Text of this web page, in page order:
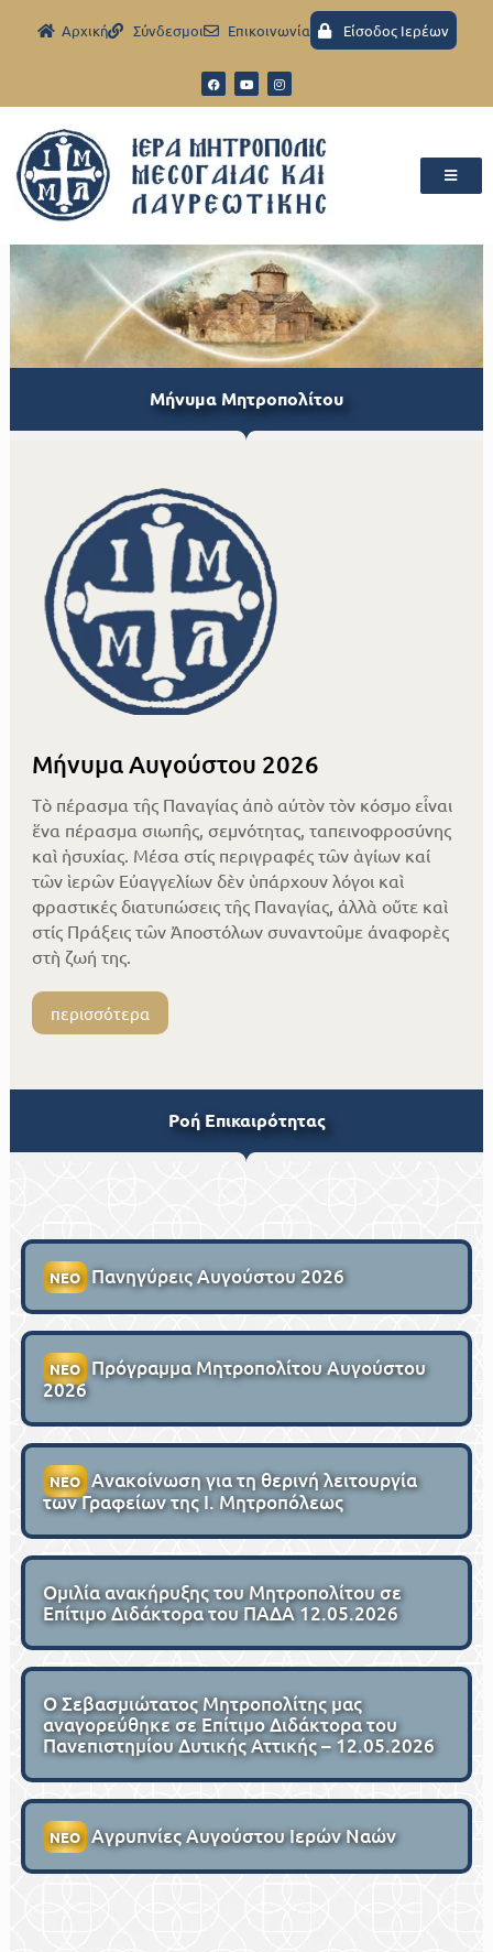
Aρχική Σύνδεσμοι Eπικοινωνία Είσοδος Ιερέων
Μήνυμα Μητροπολίτου
Μήνυμα Αυγούστου 2026
Τὸ πέρασμα τῆς Παναγίας ἀπὸ αὐτὸν τὸν κόσμο εἶναι
ἕνα πέρασμα σιωπῆς, σεμνότητας, ταπεινοφροσύνης
καὶ ἡσυχίας. Μέσα στίς περιγραφές τῶν ἁγίων καί
τῶν ἱερῶν Εὐαγγελίων δὲν ὑπάρχουν λόγοι καὶ
φραστικές διατυπώσεις τῆς Παναγίας, ἀλλὰ οὔτε καὶ
στίς Πράξεις τῶν Ἀποστόλων συναντοῦμε ἀναφορὲς
στὴ ζωή της.
περισσότερα
Ροή Επικαιρότητας
ΝΕΟ Πανηγύρεις Αυγούστου 2026
ΝΕΟ Πρόγραμμα Μητροπολίτου Αυγούστου
2026
ΝΕΟ Ανακοίνωση για τη θερινή λειτουργία
των Γραφείων της Ι. Μητροπόλεως
Ομιλία ανακήρυξης του Μητροπολίτου σε
Επίτιμο Διδάκτορα του ΠΑΔΑ 12.05.2026
Ο Σεβασμιώτατος Μητροπολίτης μας
αναγορεύθηκε σε Επίτιμο Διδάκτορα του
Πανεπιστημίου Δυτικής Αττικής – 12.05.2026
ΝΕΟ Αγρυπνίες Αυγούστου Ιερών Ναών